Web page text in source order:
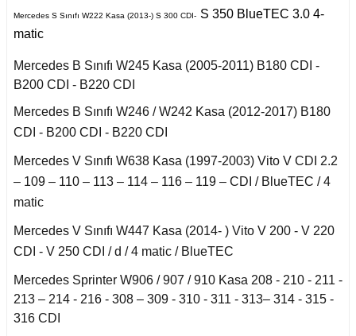
W906 (2006-2018)
(2002-2005)
W447 (2014-)
W638 (1996-2003)
W639 (2004-2014)
Mercedes S Sınıfı W222 Kasa (2013-) S 300 CDI- S 350 BlueTEC 3.0 4-
matic
Mercedes B Sınıfı W245 Kasa (2005-2011) B180 CDI -
B200 CDI - B220 CDI
Mercedes B Sınıfı W246 / W242 Kasa (2012-2017) B180
CDI - B200 CDI - B220 CDI
Mercedes V Sınıfı W638 Kasa (1997-2003) Vito V CDI 2.2
– 109 – 110 – 113 – 114 – 116 – 119 – CDI / BlueTEC / 4
matic
Mercedes V Sınıfı W447 Kasa (2014- ) Vito V 200 - V 220
CDI - V 250 CDI / d / 4 matic / BlueTEC
Mercedes Sprinter W906 / 907 / 910 Kasa 208 - 210 - 211 -
213 – 214 - 216 - 308 – 309 - 310 - 311 - 313– 314 - 315 -
316 CDI